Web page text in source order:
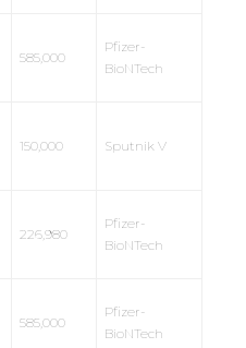
585,000
Pfizer-
BioNTech
150,000 Sputnik V
226,980
Pfizer-
BioNTech
585,000
Pfizer-
BioNTech